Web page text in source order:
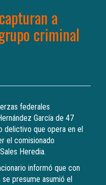
a
criminal
federales
García de 47
delictivo que opera en el
el comisionado
Heredia.
informó que con
presume asumió el